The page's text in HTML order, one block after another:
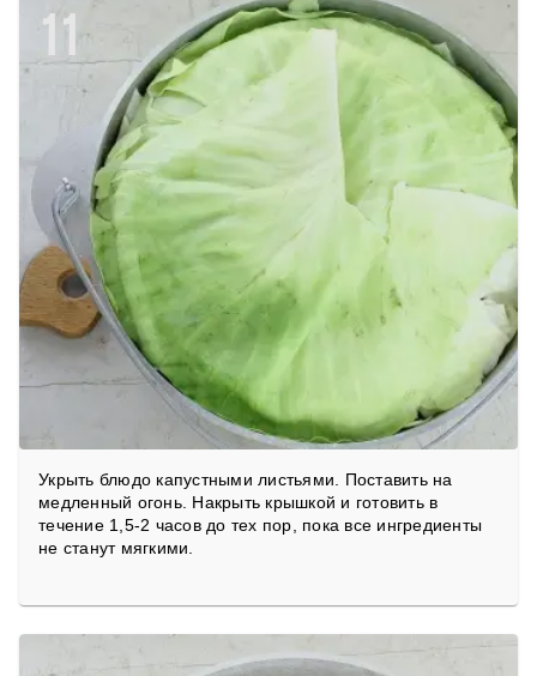
11
Укрыть блюдо капустными листьями. Поставить на
медленный огонь. Накрыть крышкой и готовить в
течение 1,5-2 часов до тех пор, пока все ингредиенты
не станут мягкими.